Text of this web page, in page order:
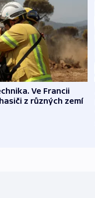
Ve Francii
z různých zemí